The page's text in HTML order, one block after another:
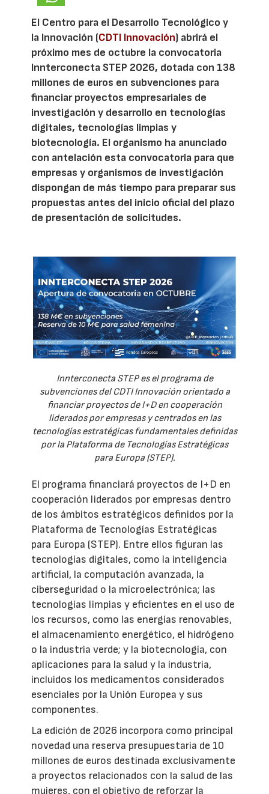
El Centro para el Desarrollo Tecnológico y
la Innovación (CDTI Innovación) abrirá el
próximo mes de octubre la convocatoria
Innterconecta STEP 2026, dotada con 138
millones de euros en subvenciones para
financiar proyectos empresariales de
investigación y desarrollo en tecnologías
digitales, tecnologías limpias y
biotecnología. El organismo ha anunciado
con antelación esta convocatoria para que
empresas y organismos de investigación
dispongan de más tiempo para preparar sus
propuestas antes del inicio oficial del plazo
de presentación de solicitudes.
Innterconecta STEP es el programa de
subvenciones del CDTI Innovación orientado a
financiar proyectos de I+D en cooperación
liderados por empresas y centrados en las
tecnologías estratégicas fundamentales definidas
por la Plataforma de Tecnologías Estratégicas
para Europa (STEP).
El programa financiará proyectos de I+D en
cooperación liderados por empresas dentro
de los ámbitos estratégicos definidos por la
Plataforma de Tecnologías Estratégicas
para Europa (STEP). Entre ellos figuran las
tecnologías digitales, como la inteligencia
artificial, la computación avanzada, la
ciberseguridad o la microelectrónica; las
tecnologías limpias y eficientes en el uso de
los recursos, como las energías renovables,
el almacenamiento energético, el hidrógeno
o la industria verde; y la biotecnología, con
aplicaciones para la salud y la industria,
incluidos los medicamentos considerados
esenciales por la Unión Europea y sus
componentes.
La edición de 2026 incorpora como principal
novedad una reserva presupuestaria de 10
millones de euros destinada exclusivamente
a proyectos relacionados con la salud de las
mujeres, con el objetivo de reforzar la